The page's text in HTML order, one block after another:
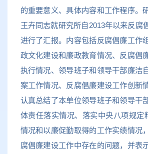
的重要意义、具体内容和工作程序。
王卉同志就研究所自2013年以来反腐
进行了汇报。内容包括反腐倡廉工作
政文化建设和廉政教育情况、反腐倡
执行情况、领导班子和领导干部廉洁
案工作情况、反腐倡廉建设工作创新
认真总结了本单位领导班子和领导干
体责任落实情况、落实中央八项规定
情况和以廉促勤取得的工作实绩情况
腐倡廉建设工作中存在的问题，并表